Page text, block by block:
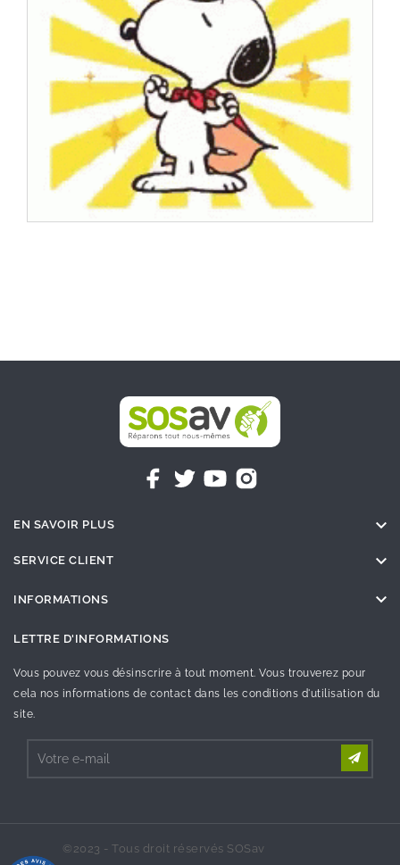
EN SAVOIR PLUS 
SERVICE CLIENT 
INFORMATIONS 
LETTRE D'INFORMATIONS
Vous pouvez vous désinscrire à tout moment. Vous trouverez pour
cela nos informations de contact dans les conditions d'utilisation du
site.
©2023 - Tous droit réservés SOSav